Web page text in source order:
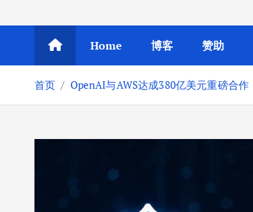
Home 博客 赞助
首页 OpenAI与AWS达成380亿美元重磅合